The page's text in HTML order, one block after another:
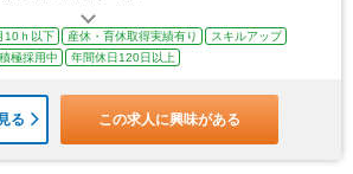
10ｈ以下 産休・育休取得実績有り
スキルアップ
積極採用中 年間休日120日以上
る この求人に興味がある